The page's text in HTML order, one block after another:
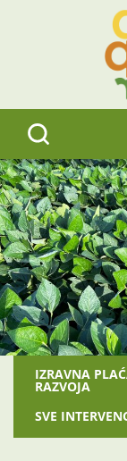
IZRAVNA
RAZVOJA
SVE